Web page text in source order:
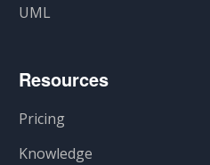
UML
Resources
Pricing
Knowledge